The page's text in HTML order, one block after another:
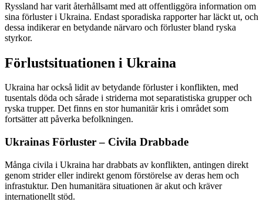
Ryssland har varit återhållsamt med att offentliggöra information om
sina förluster i Ukraina. Endast sporadiska rapporter har läckt ut, och
dessa indikerar en betydande närvaro och förluster bland ryska
styrkor.
Förlustsituationen i Ukraina
Ukraina har också lidit av betydande förluster i konflikten, med
tusentals döda och sårade i striderna mot separatistiska grupper och
ryska trupper. Det finns en stor humanitär kris i området som
fortsätter att påverka befolkningen.
Ukrainas Förluster – Civila Drabbade
Många civila i Ukraina har drabbats av konflikten, antingen direkt
genom strider eller indirekt genom förstörelse av deras hem och
infrastuktur. Den humanitära situationen är akut och kräver
internationellt stöd.